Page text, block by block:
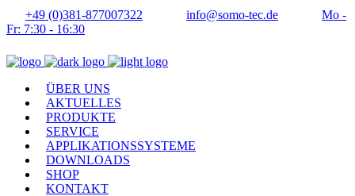
+49 (0)381-877007322 info@somo-tec.de
Mo -
Fr: 7:30 - 16:30
ÜBER UNS
AKTUELLES
PRODUKTE
SERVICE
APPLIKATIONSSYSTEME
DOWNLOADS
SHOP
KONTAKT